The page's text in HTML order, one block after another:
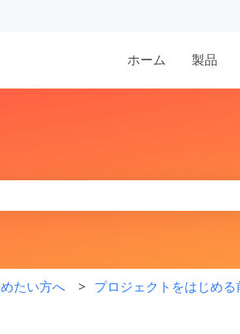
ホーム 製品
たい方へ プロジェクトをはじめる